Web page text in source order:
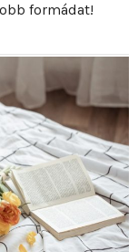
formádat!